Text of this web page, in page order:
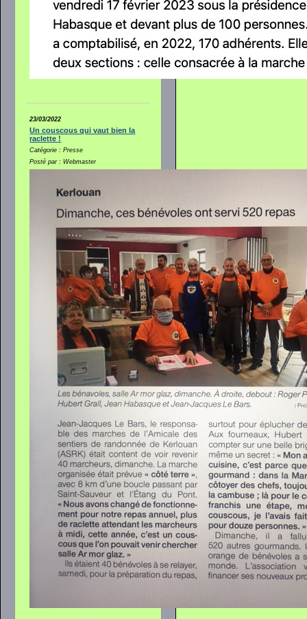
23/03/2022
Un couscous qui vaut bien la
raclette !
Catégorie : Presse
Posté par : Webmaster